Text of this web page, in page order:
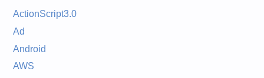
ActionScript3.0
Ad
Android
AWS